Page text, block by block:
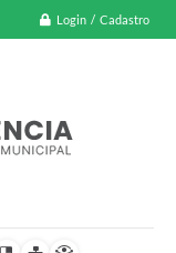
Login / Cadastro